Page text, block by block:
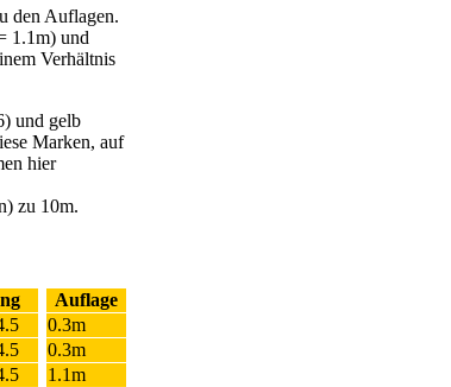
den Auflagen.
1.1m) und
Verhältnis
und gelb
Marken, auf
hier
zu 10m.
Auflage
0.3m
0.3m
1.1m